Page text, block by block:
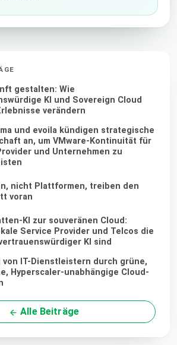
gestalten: Wie
KI und Sovereign Cloud
verändern
und evoila kündigen strategische
an, um VMware-Kontinuität für
und Unternehmen zu
nicht Plattformen, treiben den
voran
KI zur souveränen Cloud:
Service Provider und Telcos die
KI sind
von IT-Dienstleistern durch grüne,
Hyperscaler-unabhängige Cloud-
Alle Beiträge